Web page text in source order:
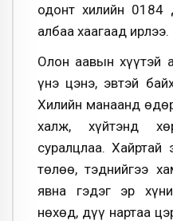
одонт хилийн 0184
албаа хаагаад ирлээ.
Олон аавын хүүтэй
үнэ цэнэ, эвтэй
Хилийн манаанд
халж, хүйтэнд
суралцлаа. Хайртай
төлөө, тэднийгээ
явна гэдэг эр
нөхөд, дүү нартаа